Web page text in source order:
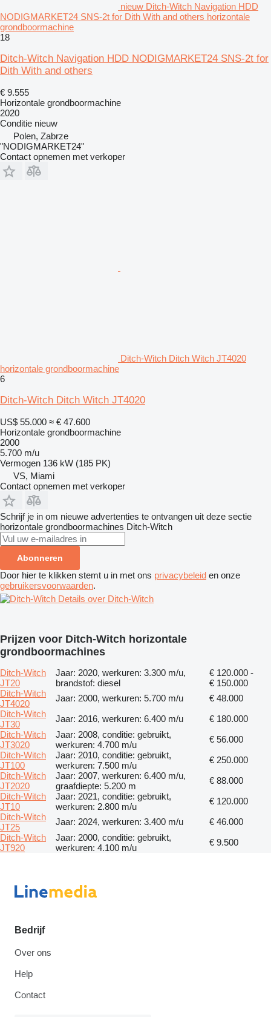
nieuw Ditch-Witch Navigation HDD
NODIGMARKET24 SNS-2t for Dith With and others horizontale
grondboormachine
18
Ditch-Witch Navigation HDD NODIGMARKET24 SNS-2t for
Dith With and others
€ 9.555
Horizontale grondboormachine
2020
Conditie nieuw
Polen, Zabrze
"NODIGMARKET24"
Contact opnemen met verkoper
Ditch-Witch Ditch Witch JT4020
horizontale grondboormachine
6
Ditch-Witch Ditch Witch JT4020
US$ 55.000 ≈ € 47.600
Horizontale grondboormachine
2000
5.700 m/u
Vermogen 136 kW (185 PK)
VS, Miami
Contact opnemen met verkoper
Schrijf je in om nieuwe advertenties te ontvangen uit deze sectie
horizontale grondboormachines Ditch-Witch
Abonneren
Door hier te klikken stemt u in met ons privacybeleid en onze
gebruikersvoorwaarden.
Details over Ditch-Witch
Prijzen voor Ditch-Witch horizontale
grondboormachines
Ditch-Witch
JT20
Jaar: 2020, werkuren: 3.300 m/u,
brandstof: diesel
€ 120.000 -
€ 150.000
Ditch-Witch
JT4020
Jaar: 2000, werkuren: 5.700 m/u
€ 48.000
Ditch-Witch
JT30
Jaar: 2016, werkuren: 6.400 m/u
€ 180.000
Ditch-Witch
JT3020
Jaar: 2008, conditie: gebruikt,
werkuren: 4.700 m/u
€ 56.000
Ditch-Witch
JT100
Jaar: 2010, conditie: gebruikt,
werkuren: 7.500 m/u
€ 250.000
Ditch-Witch
JT2020
Jaar: 2007, werkuren: 6.400 m/u,
graafdiepte: 5.200 m
€ 88.000
Ditch-Witch
JT10
Jaar: 2021, conditie: gebruikt,
werkuren: 2.800 m/u
€ 120.000
Ditch-Witch
JT25
Jaar: 2024, werkuren: 3.400 m/u
€ 46.000
Ditch-Witch
JT920
Jaar: 2000, conditie: gebruikt,
werkuren: 4.100 m/u
€ 9.500
Bedrijf
Over ons
Help
Contact